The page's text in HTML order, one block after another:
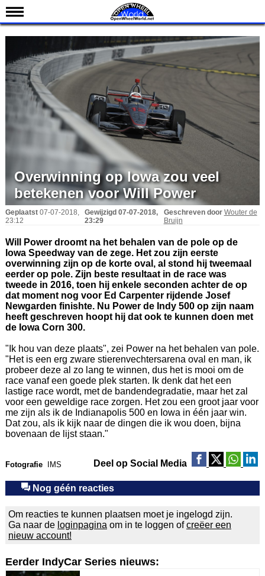
Nieuws
Kalender
Uitslagen
Standen
Coureurs
Teams
IndyCar 101
Indy 500
English
Overwinning op Iowa zou veel
betekenen voor Will Power
Geplaatst 07-07-2018,
23:12
Gewijzigd 07-07-2018,
23:29
Geschreven door Wouter de
Bruijn
Will Power droomt na het behalen van de pole op de
Iowa Speedway van de zege. Het zou zijn eerste
overwinning zijn op de korte oval, al stond hij tweemaal
eerder op pole. Zijn beste resultaat in de race was
tweede in 2016, toen hij enkele seconden achter de op
dat moment nog voor Ed Carpenter rijdende Josef
Newgarden finishte. Nu Power de Indy 500 op zijn naam
heeft geschreven hoopt hij dat ook te kunnen doen met
de Iowa Corn 300.
"Ik hou van deze plaats", zei Power na het behalen van pole.
"Het is een erg zware stierenvechtersarena oval en man, ik
probeer deze al zo lang te winnen, dus het is mooi om de
race vanaf een goede plek starten. Ik denk dat het een
lastige race wordt, met de bandendegradatie, maar het zal
voor een geweldige race zorgen. Het zou een groot jaar voor
me zijn als ik de Indianapolis 500 en Iowa in één jaar win.
Dat zou, als ik kijk naar de dingen die ik wou doen, bijna
bovenaan de lijst staan."
Fotografie IMS Deel op Social Media
Nog géén reacties
Om reacties te kunnen plaatsen moet je ingelogd zijn.
Ga naar de loginpagina om in te loggen ofcreëer een
nieuw account!
Eerder IndyCar Series nieuws: